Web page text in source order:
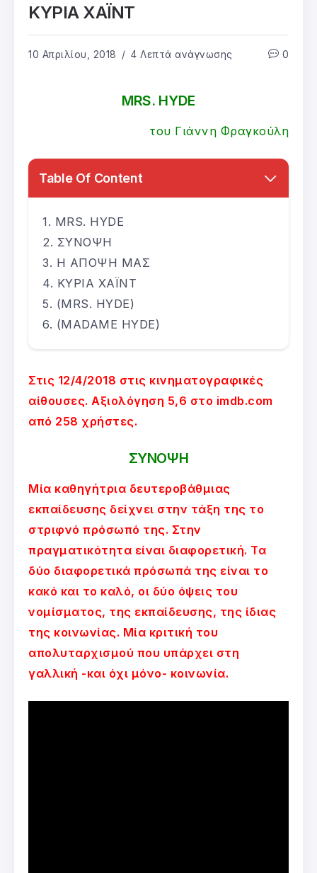
ΚΥΡΙΑ ΧΑΪΝΤ
10 Απριλίου, 2018 4 Λεπτά ανάγνωσης 0
MRS. HYDE
του Γιάννη Φραγκούλη
Table Of Content
MRS. HYDE
ΣΥΝΟΨΗ
Η ΑΠΟΨΗ ΜΑΣ
ΚΥΡΙΑ ΧΑΪΝΤ
(MRS. HYDE)
(MADAME HYDE)
Στις 12/4/2018 στις κινηματογραφικές
αίθουσες. Αξιολόγηση 5,6 στο imdb.com
από 258 χρήστες.
ΣΥΝΟΨΗ
Μία καθηγήτρια δευτεροβάθμιας
εκπαίδευσης δείχνει στην τάξη της το
στριφνό πρόσωπό της. Στην
πραγματικότητα είναι διαφορετική. Τα
δύο διαφορετικά πρόσωπά της είναι το
κακό και το καλό, οι δύο όψεις του
νομίσματος, της εκπαίδευσης, της ίδιας
της κοινωνίας. Μία κριτική του
απολυταρχισμού που υπάρχει στη
γαλλική -και όχι μόνο- κοινωνία.